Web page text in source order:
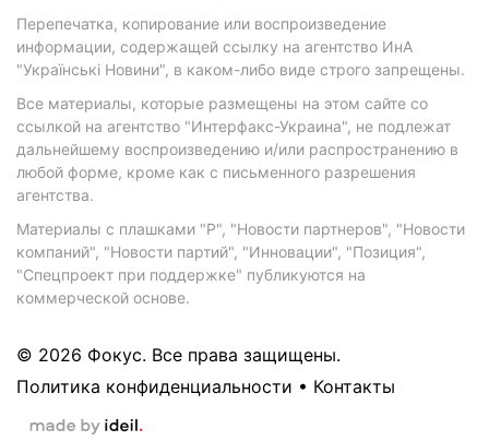
Перепечатка, копирование или воспроизведение
информации, содержащей ссылку на агентство ИнА
"Українські Новини", в каком-либо виде строго запрещены.
Все материалы, которые размещены на этом сайте со
ссылкой на агентство "Интерфакс-Украина", не подлежат
дальнейшему воспроизведению и/или распространению в
любой форме, кроме как с письменного разрешения
агентства.
Материалы с плашками "Р", "Новости партнеров", "Новости
компаний", "Новости партий", "Инновации", "Позиция",
"Спецпроект при поддержке" публикуются на
коммерческой основе.
© 2026 Фокус. Все права защищены.
Политика конфиденциальности • Контакты